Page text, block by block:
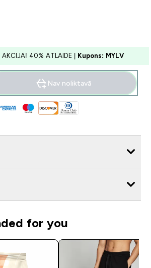
AKCIJA! 40% ATLAIDE | Kupons: MYLV
price
Nav noliktavā
for you